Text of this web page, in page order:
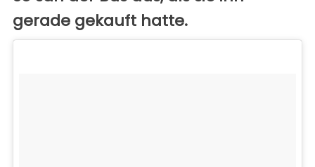
gerade gekauft hatte.